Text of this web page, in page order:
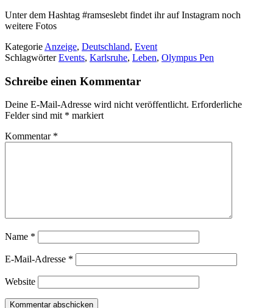
Unter dem Hashtag #ramseslebt findet ihr auf Instagram noch
weitere Fotos
Kategorie Anzeige, Deutschland, Event
SchlagwörterEvents, Karlsruhe, Leben, Olympus Pen
Schreibe einen Kommentar
Deine E-Mail-Adresse wird nicht veröffentlicht. Erforderliche
Felder sind mit * markiert
Kommentar *
Name *
E-Mail-Adresse *
Website